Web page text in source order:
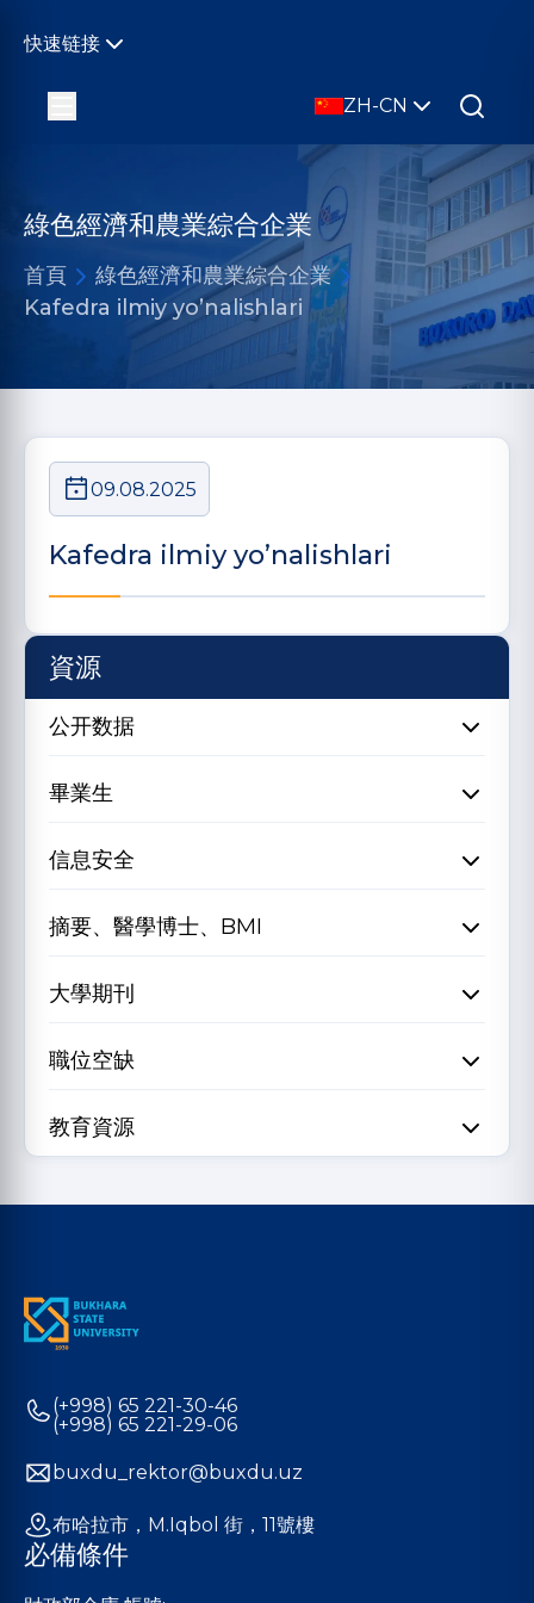
快速链接
ZH-CN
綠色經濟和農業綜合企業
首頁
綠色經濟和農業綜合企業
Kafedra ilmiy yo’nalishlari
09.08.2025
Kafedra ilmiy yo’nalishlari
資源
公开数据
畢業生
信息安全
摘要、醫學博士、BMI
大學期刊
職位空缺
教育資源
(+998) 65 221-30-46
(+998) 65 221-29-06
buxdu_rektor@buxdu.uz
布哈拉市，M.Iqbol 街，11號樓
必備條件